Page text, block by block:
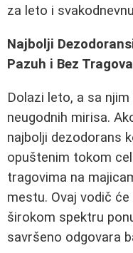
za leto i
Najbolji
Pazuh i Bez Tragova
Dolazi leto, a sa
neugodnih mirisa.
najbolji dezodorans
opuštenim tokom
tragovima na
mestu. Ovaj vodič
širokom spektru
savršeno odgovara